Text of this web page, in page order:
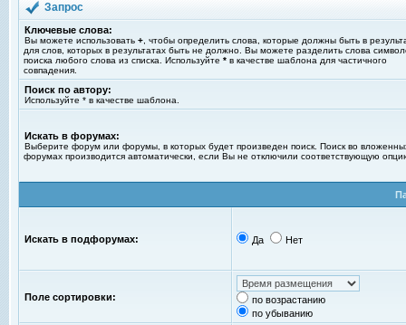
Запрос
Ключевые слова:
Вы можете использовать + , чтобы определить слова, которые должны быть в
для слов, которых в результатах быть не должно. Вы можете разделить слова
поиска любого слова из списка. Используйте * в качестве шаблона для частичного
совпадения.
Поиск по автору:
Используйте * в качестве шаблона.
Искать в форумах:
Выберите форум или форумы, в которых будет произведен поиск. Поиск во
форумах производится автоматически, если Вы не отключили соответствующую
Искать в подфорумах: Да Нет
Поле сортировки:
по возрастанию
по убыванию